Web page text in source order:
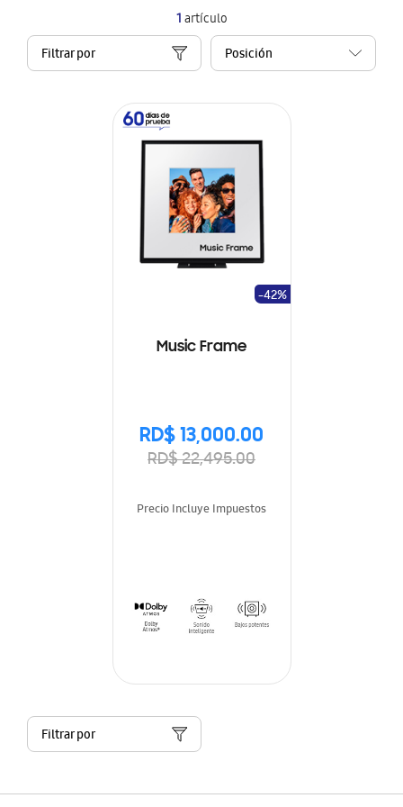
1artículo
Filtrar por
Music Frame
RD$ 13,000.00
RD$ 22,495.00
-42%
Precio Incluye Impuestos
Filtrar por